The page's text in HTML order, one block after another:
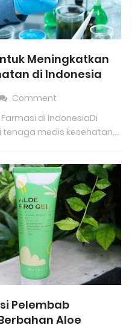
Meningkatkan
di Indonesia
Comment
di IndonesiaDi
medis kesehatan,...
Pelembab
Aloe